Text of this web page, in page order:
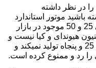
را در نظر داشته
باشید موتور استاندارد
تعمیر شود،باید تعویض گردد،یاتاقان های 25 و 50 موجود در بازار
هیوندای و کیا نیست و
اصولا این خودروساز به هیچ وجه یاتاقان 25 و پنجاه تولید نمیکند و
را رد و ممنوع کرده است.